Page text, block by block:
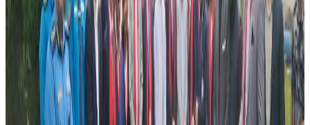
कार्यरत हुनुहुन्थ्यो ।
कयौं वर्ष गृहयुद्ध झेलेको कंगोमा सन् १९९४ देखि २००३ बीचको
अवधिमा करिब ५० लाख मानिसको मृत्यु भएको थियो । देशको पूर्वी
क्षेत्रमा अझै पनि दर्जनौं सशस्त्र समूह क्रियाशील रहेका कारण
हिंसात्मक घटनाले निरन्तरता पाउँदै आएका छन् ।